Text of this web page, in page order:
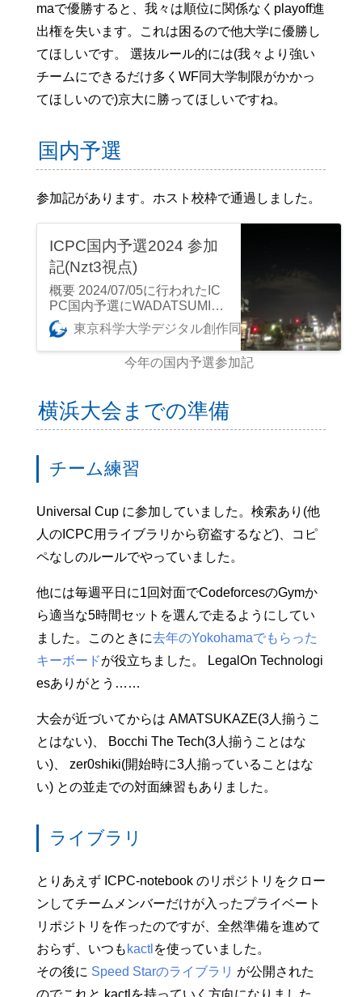
maで優勝すると、我々は順位に関係なくplayoff進
出権を失います。これは困るので他大学に優勝し
てほしいです。 選抜ルール的には(我々より強い
チームにできるだけ多くWF同大学制限がかかっ
てほしいので)京大に勝ってほしいですね。
国内予選
参加記があります。ホスト校枠で通過しました。
ICPC国内予選2024 参加
記(Nzt3視点)
概要 2024/07/05に行われたIC
PC国内予選にWADATSUMIで
出場し、ABCDFG6完21位(学
内4位)だった。 通常の選抜ル
ールだと予選落ちになるけ
ど、今年の東工大はホスト校
PCの参加を希望すると、自分
でメンバーを集めなくても参
加者がいい感じに振り分けら
回作られたWADATSUMIのメ
ンバーはこちらになります。 *
tawara459: Python使い 22B *
Sotatsu: Python使い 22B 使用
言語は統一されていません
が、いい感じのメンバーです
ね。 今年は東工大から29チー
ムが参加したらしいです。超
巨大競プロ大学です。 練習な
ど Python使いが2人もいるの
で序盤の簡単な問題は全てPyt
honに任せればいいですね。ラ
イブラリの事前準備が可能な
のでそれもPythonに任せまし
ょう。C++は速度が必要なと
プロ】Pythonを使おうこの記
事は新歓ブログリレー2024 24
東京科学大学デジタル創作同好会traP Nzt3
今年の国内予選参加記
横浜大会までの準備
チーム練習
Universal Cup に参加していました。検索あり(他
人のICPC用ライブラリから窃盗するなど)、コピ
ペなしのルールでやっていました。
他には毎週平日に1回対面でCodeforcesのGymか
ら適当な5時間セットを選んで走るようにしてい
ました。このときに去年のYokohamaでもらった
キーボードが役立ちました。 LegalOn Technologi
esありがとう……
大会が近づいてからは AMATSUKAZE(3人揃うこ
とはない)、 Bocchi The Tech(3人揃うことはな
い)、 zer0shiki(開始時に3人揃っていることはな
い) との並走での対面練習もありました。
ライブラリ
とりあえず ICPC-notebook のリポジトリをクロー
ンしてチームメンバーだけが入ったプライベート
リポジトリを作ったのですが、全然準備を進めて
おらず、いつも kactl を使っていました。
その後に Speed Starのライブラリ が公開された
のでこれと kactlを持っていく方向になりました。